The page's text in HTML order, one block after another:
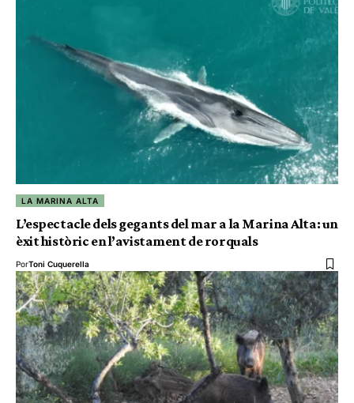
LA MARINA ALTA
L’espectacle dels gegants del mar a la Marina Alta: un
èxit històric en l’avistament de rorquals
PorToni Cuquerella